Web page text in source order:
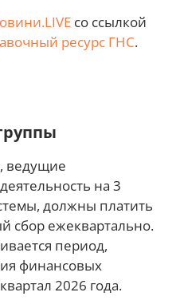
со ссылкой
ресурс ГНС.
ведущие
на 3
должны платить
сбор ежеквартально.
период,
финансовых
2026 года.